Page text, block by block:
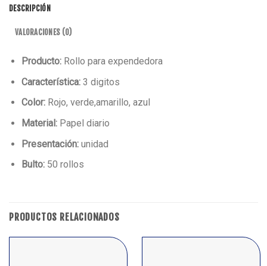
DESCRIPCIÓN
VALORACIONES (0)
Producto:Rollo para expendedora
Característica:3 digitos
Color: Rojo, verde,amarillo, azul
Material:Papel diario
Presentación:unidad
Bulto:50 rollos
PRODUCTOS RELACIONADOS